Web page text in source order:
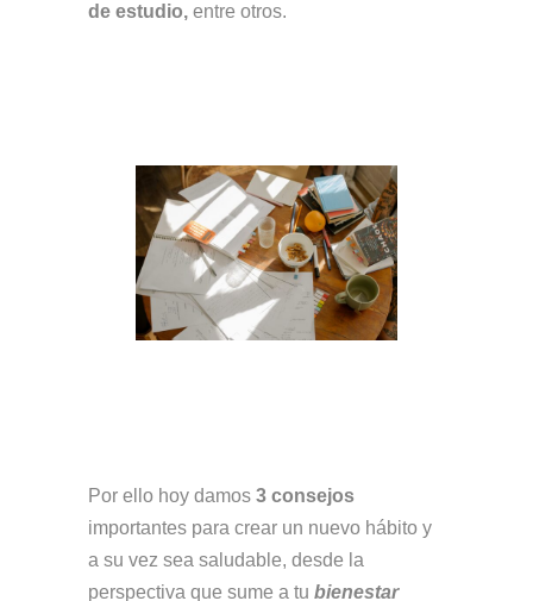
de estudio, entre otros.
Por ello hoy damos 3 consejos
importantes para crear un nuevo hábito y
a su vez sea saludable, desde la
perspectiva que sume a tu bienestar